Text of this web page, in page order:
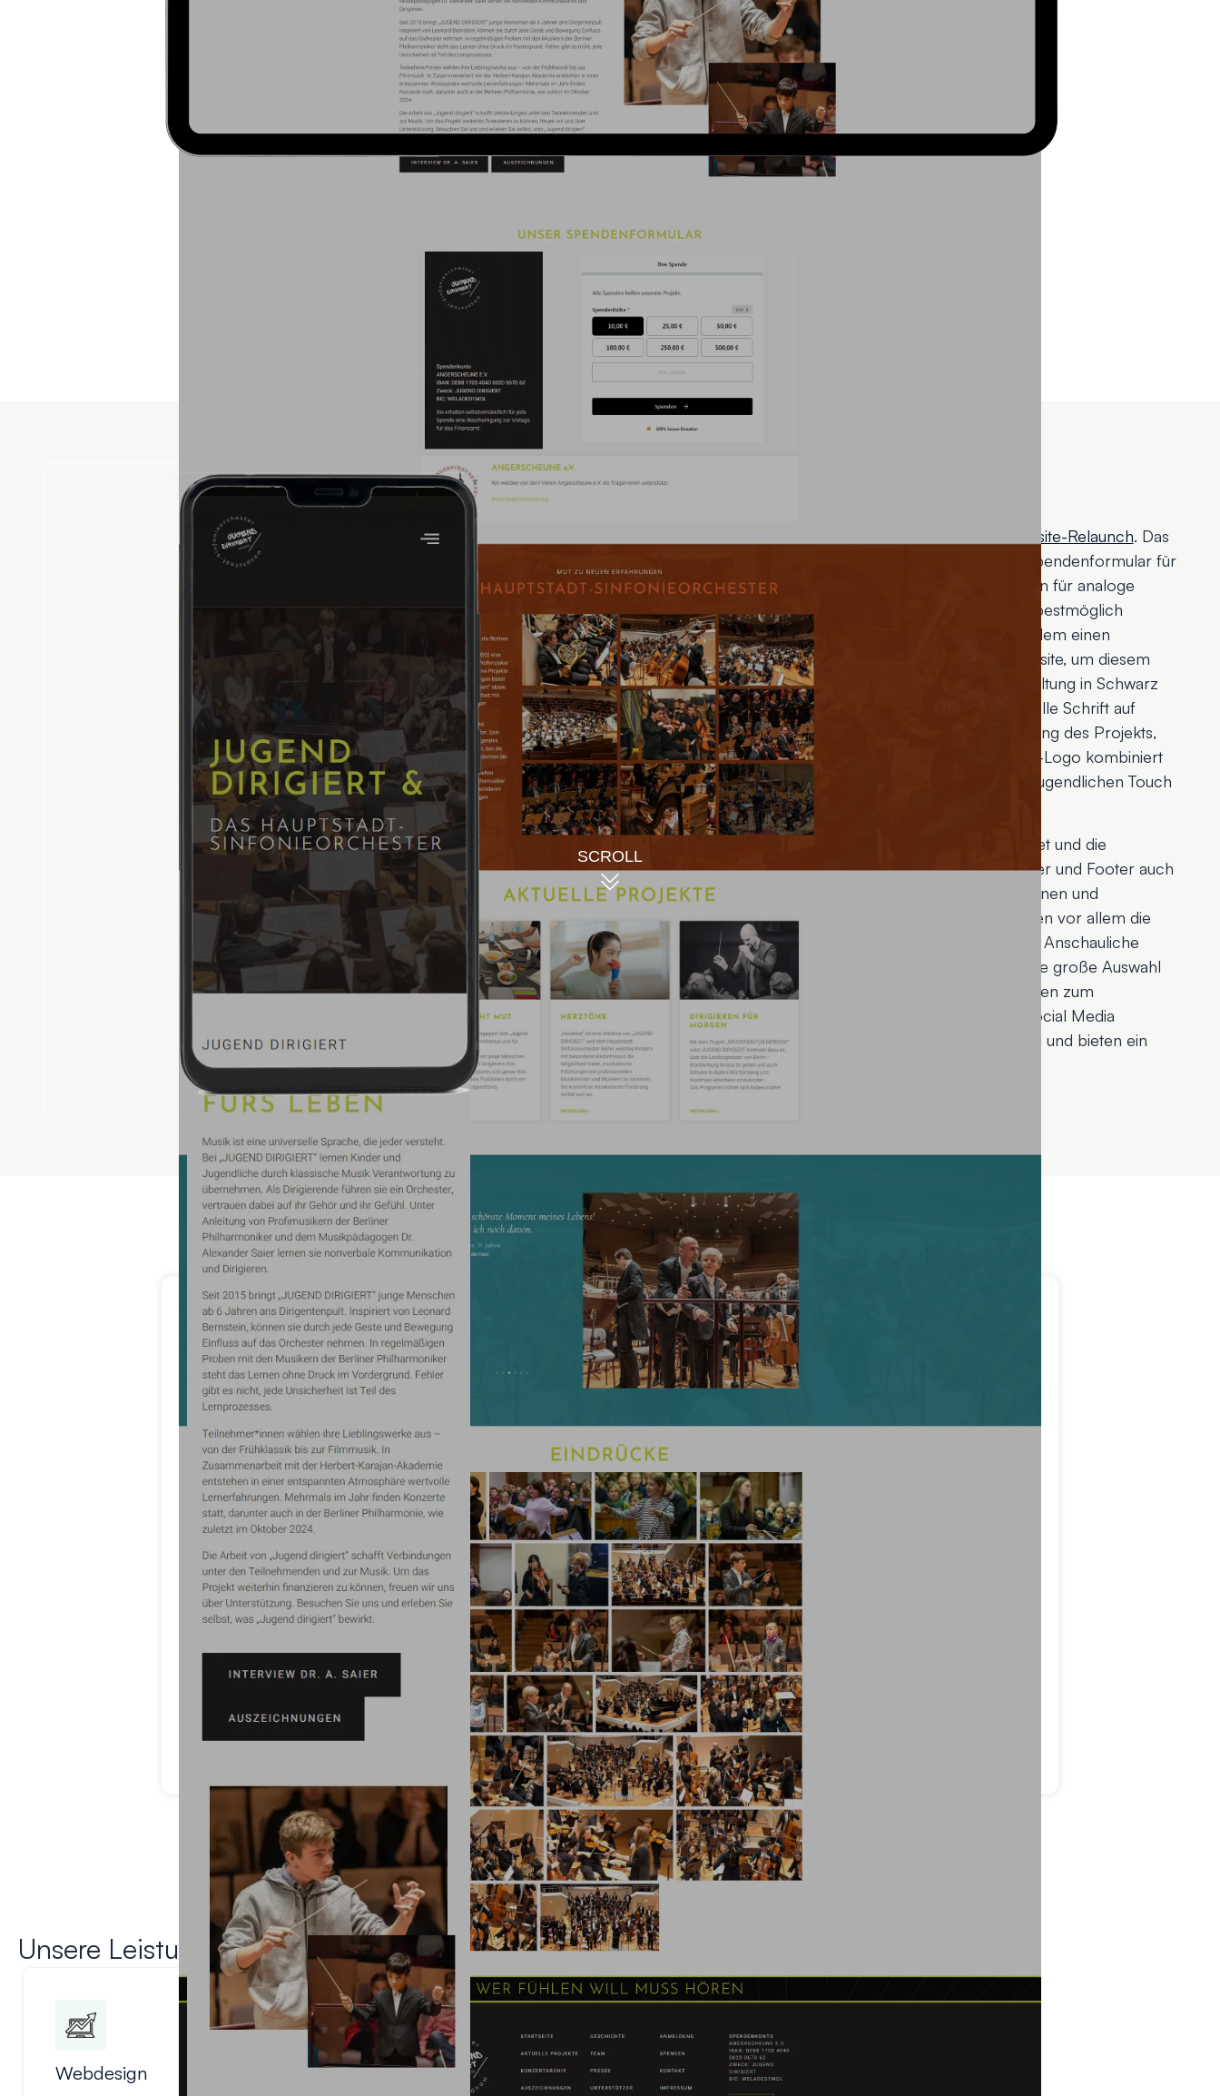
SCROLL
Die Ausgangslage
Der Internetauftritt von „Jugend dirigiert“ entsprach nicht mehr den Anforderungen des Vereins, weshalb
wir ihn von Grund auf neugestaltet haben. Der Projektleiter wünschte sich eine professionell gestaltete und
einfach zu verwendende Webseite, mit der auch Spenden für den Verein ohne Hürden möglich sind.
Website-Relaunch. Das
Herzstück der neuen Seite ist das harmonisch integrierte Spendenformular für
die Onlinenutzung sowie eine Übersicht über die Kontodaten für analoge
Spenden, damit Besucherinnen und Besucher das Projekt bestmöglich
unterstützen können. Für den Spendenaufruf gibt es außerdem einen
permanenten Button in der unteren rechten Ecke der Website, um diesem
Feature noch mehr Präsenz zu bieten. Durch die Farbgestaltung in Schwarz
und Hellgrün wirkt das Design auffällig und doch nahbar. Helle Schrift auf
schwarzem Grund wirkt modern und passt so zur Ausrichtung des Projekts,
junge Menschen für Musik zu begeistern. Das Wortmarken-Logo kombiniert
den Namen des Vereins durch seine Font-Wahl mit einem jugendlichen Touch
und sorgt so für Wiedererkennungswert.
ist nun ansprechender gestaltet und die
einzelnen Abschnitte können über den dynamischen Header und Footer auch
direkt ausgewählt werden. Neben Profilen der Mitarbeiterinnen und
Mitarbeiter und einer Übersicht über Auszeichnungen stehen vor allem die
jungen Dirigentinnen und Dirigenten selbst im Vordergrund. Anschauliche
Texte, farbenfrohe Gesamtgestaltung und insbesondere eine große Auswahl
professioneller Fotosveranschaulichen das Projekt und laden zum
Weiterlesen ein. Direkte Links zu den Vereinsprofilen auf Social Media
ermöglichen Vernetzung über verschiedene Kanäle hinweg und bieten ein
nahtloses Erlebnis.
Das sagt der Kunde
Herausragender Webdesigner – absolut empfehlenswert!
Ich bin mehr als begeistert von der Zusammenarbeit mit denBerliner Webdesignern
der ersten Beratung bis zur finalen Umsetzung hat er unschlagbare Professionalität, Kreativität und Engagement
gezeigt. Herr Stockmann hat es nicht nur geschafft, meine Wünsche und Vorstellungen auf den Punkt
umzusetzen, sondern hat auch mit eigenen innovativen Ideen das Projekt auf ein ganz neues Level gehoben. Die
Kommunikation verlief stets reibungslos, alle meine Fragen wurden prompt beantwortet, und auch kurzfristige
Änderungen wurden flexibel und unkompliziert umgesetzt.
Das Ergebnis spricht für sich: Eine wunderschöne, benutzerfreundliche Webseite, die perfekt zu meinem
Unternehmen passt und bei meinen Kunden hervorragend ankommt. Besonders beeindruckt hat mich, wie sehr
123 Berlin Design auf Details achtet und dafür sorgt, dass wirklich alles perfekt abgestimmt ist – sowohl technisch
als auch visuell.
Ich empfehle Herrn Stockmann mit 123 Berlin Design mit voller Überzeugung jedem, der einen Webdesigner
sucht, der zuverlässig, kreativ und bis ins kleinste Detail professionell arbeitet. Vielen Dank für die fantastische
Zusammenarbeit – ich freue mich schon auf zukünftige Projekte!
FRANZISKA SCHEFFTER | JUGEND DIRIGIERT
Unsere Leistungen
Webdesign